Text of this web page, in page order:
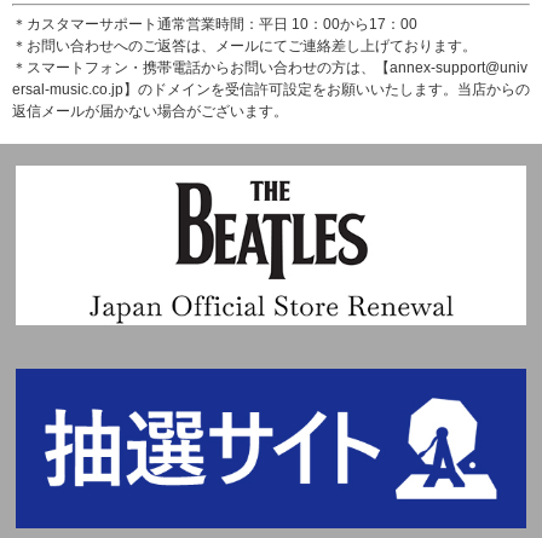
＊カスタマーサポート通常営業時間：平日 10：00から17：00
＊お問い合わせへのご返答は、メールにてご連絡差し上げております。
＊スマートフォン・携帯電話からお問い合わせの方は、【annex-support@univ
ersal-music.co.jp】のドメインを受信許可設定をお願いいたします。当店からの
返信メールが届かない場合がございます。